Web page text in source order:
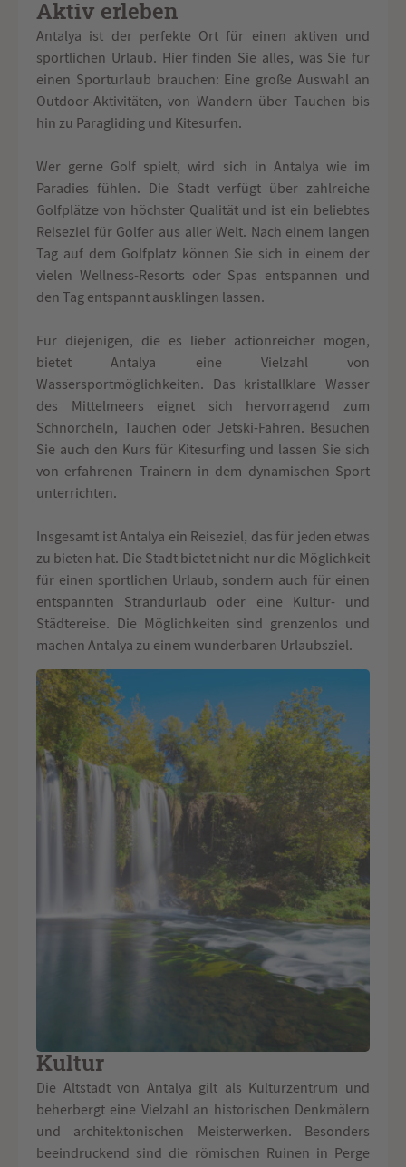
Aktiv erleben
Antalya ist der perfekte Ort für einen aktiven und
sportlichen Urlaub. Hier finden Sie alles, was Sie für
einen Sporturlaub brauchen: Eine große Auswahl an
Outdoor-Aktivitäten, von Wandern über Tauchen bis
hin zu Paragliding und Kitesurfen.
Wer gerne Golf spielt, wird sich in Antalya wie im
Paradies fühlen. Die Stadt verfügt über zahlreiche
Golfplätze von höchster Qualität und ist ein beliebtes
Reiseziel für Golfer aus aller Welt. Nach einem langen
Tag auf dem Golfplatz können Sie sich in einem der
vielen Wellness-Resorts oder Spas entspannen und
den Tag entspannt ausklingen lassen.
Für diejenigen, die es lieber actionreicher mögen,
bietet Antalya eine Vielzahl von
Wassersportmöglichkeiten. Das kristallklare Wasser
des Mittelmeers eignet sich hervorragend zum
Schnorcheln, Tauchen oder Jetski-Fahren. Besuchen
Sie auch den Kurs für Kitesurfing und lassen Sie sich
von erfahrenen Trainern in dem dynamischen Sport
unterrichten.
Insgesamt ist Antalya ein Reiseziel, das für jeden etwas
zu bieten hat. Die Stadt bietet nicht nur die Möglichkeit
für einen sportlichen Urlaub, sondern auch für einen
entspannten Strandurlaub oder eine Kultur- und
Städtereise. Die Möglichkeiten sind grenzenlos und
machen Antalya zu einem wunderbaren Urlaubsziel.
Kultur
Die Altstadt von Antalya gilt als Kulturzentrum und
beherbergt eine Vielzahl an historischen Denkmälern
und architektonischen Meisterwerken. Besonders
beeindruckend sind die römischen Ruinen in Perge